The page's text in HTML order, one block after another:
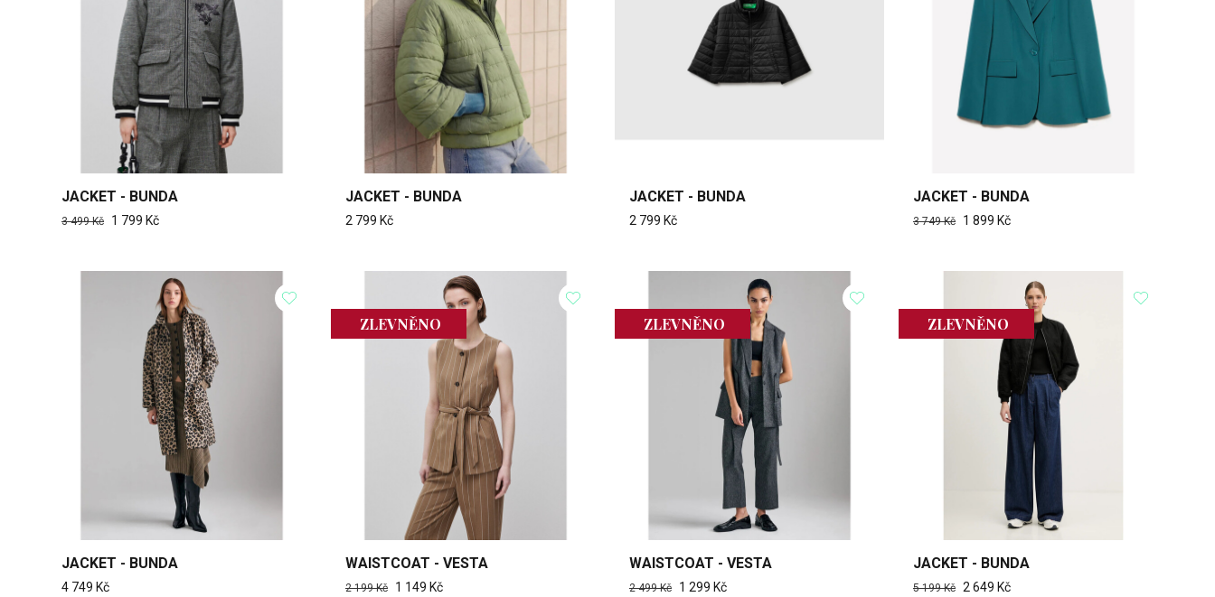
JACKET - BUNDA
3 499 Kč 1 799 Kč
JACKET - BUNDA
2 799 Kč
JACKET - BUNDA
2 799 Kč
JACKET - BUNDA
3 749 Kč 1 899 Kč
JACKET - BUNDA
4 749 Kč
ZLEVNĚNO
WAISTCOAT - VESTA
2 199 Kč 1 149 Kč
ZLEVNĚNO
WAISTCOAT - VESTA
2 499 Kč 1 299 Kč
ZLEVNĚNO
JACKET - BUNDA
5 199 Kč 2 649 Kč